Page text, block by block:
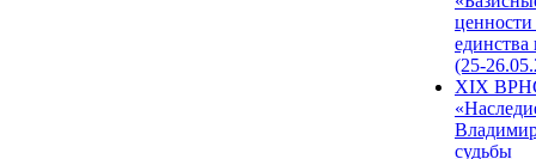
единства
(25-
XIX
судьбы